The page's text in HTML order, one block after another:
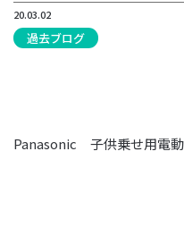
20.03.02
過去ブログ
Panasonic 子供乗せ用電動